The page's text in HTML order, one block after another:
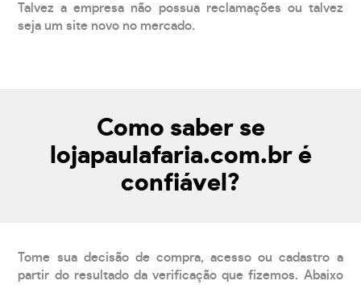
Talvez a empresa não possua reclamações ou talvez
seja um site novo no mercado.
Como saber se
lojapaulafaria.com.br é
confiável?
Tome sua decisão de compra, acesso ou cadastro a
partir do resultado da verificação que fizemos. Abaixo